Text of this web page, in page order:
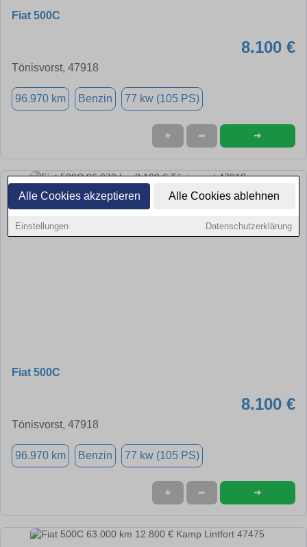
Alle Cookies akzeptieren Alle Cookies ablehnen
Einstellungen Datenschutzerklärung
Fiat 500C
8.100 €
Tönisvorst, 47918
96.970 km Benzin 77 kw (105 PS)
★ ➦ ➜
Fiat 500C
8.100 €
Tönisvorst, 47918
96.970 km Benzin 77 kw (105 PS)
★ ➦ ➜